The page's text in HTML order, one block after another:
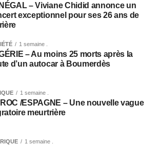
– Viviane Chidid annonce un
exceptionnel pour ses 26 ans de
1 semaine .
– Au moins 25 morts après la
d’un autocar à Boumerdès
1 semaine .
/ESPAGNE – Une nouvelle vague
meurtrière
1 semaine .